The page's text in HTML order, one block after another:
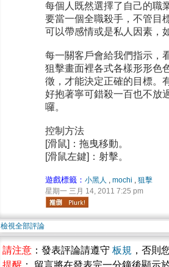
每個人既然選擇了自己的職
要當一個全職殺手，不管目
可以帶感情或是私人因素，
每一關客戶會給我們指示，
狙擊畫面裡各式各樣形形色
徵，才能決定正確的目標。
好抱著寧可錯殺一百也不放
囉。
控制方法
[滑鼠]：拖曳移動。
[滑鼠左鍵]：射擊。
遊戲標籤：小黑人 ,mochi ,狙擊
星期一 三月 14, 2011 7:25 pm
檢視全部評論
請注意 ：發表評論請遵守 板規 ，否則
提醒 ： 留言將在發表完一分鐘後顯示